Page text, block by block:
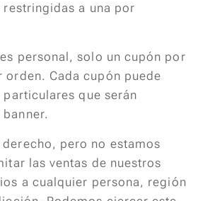
a una por
personal, solo un cupón por
orden. Cada cupón puede
que serán
pero no estamos
las ventas de nuestros
a cualquier persona, región